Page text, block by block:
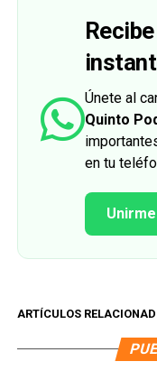
Únete al
Quinto
en tu
ARTÍCULOS